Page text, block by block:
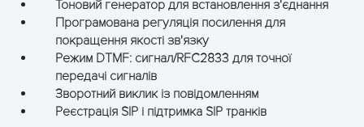
Тоновий генератор для встановлення з'єднання
Програмована регуляція посилення для
покращення якості зв'язку
Режим DTMF: сигнал/RFC2833 для точної
передачі сигналів
Зворотний виклик із повідомленням
Реєстрація SIP і підтримка SIP транків